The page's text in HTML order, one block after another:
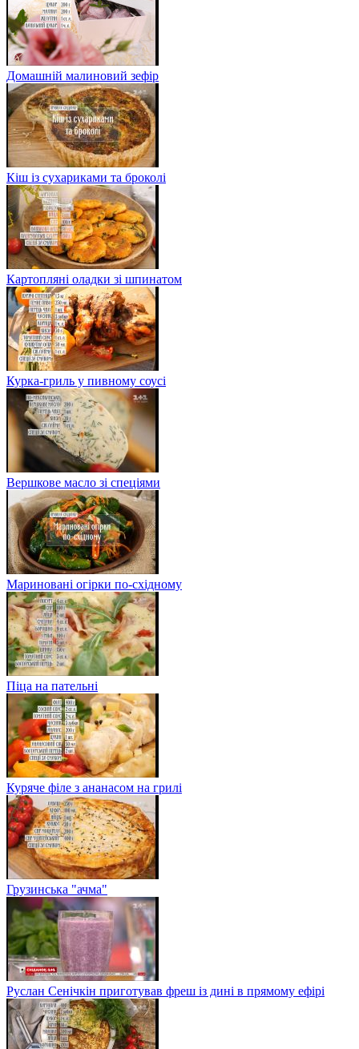
Домашній малиновий зефір
Кіш із сухариками та броколі
Картопляні оладки зі шпинатом
Курка-гриль у пивному соусі
Вершкове масло зі спеціями
Мариновані огірки по-східному
Піца на пательні
Куряче філе з ананасом на грилі
Грузинська "ачма"
Руслан Сенічкін приготував фреш із дині в прямому ефірі